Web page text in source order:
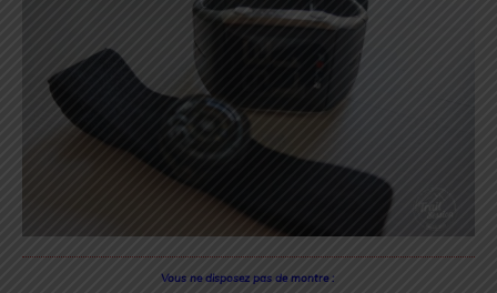
Vous ne disposez pas de montre :